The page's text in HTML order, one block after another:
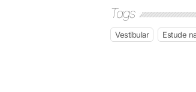
Tags
Vestibular Estude